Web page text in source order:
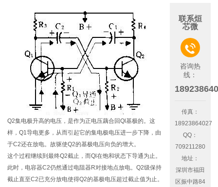
Q2集电极升高的电压，是作为正电压藕合回Ql基极的。这
样，Q1导电更多，从而引起它的集电极电压进一步下降，由
于C2还在放电。故驱使Q2的基极电压向负的增大。
这个过程继续到最终Q2截止，而Ql在饱和状态下导通为止。
此时，电容器C2仍然通过电阻器R对接地点放电。Q2级保持
截止直至C2已充分放电使得Q2的基极电压超过截止值为止。
联系烜
芯微

咨询热
线：
传真：
18923864027
QQ：
709211280
地址：
深圳市福田
区振中路84